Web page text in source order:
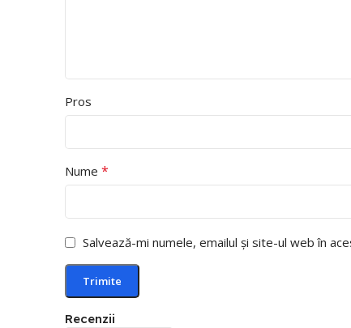
Recenzii
Pros
Nume *
Salvează-mi numele, emailul și site-ul web în